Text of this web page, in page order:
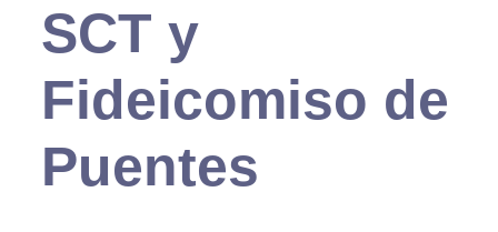
SCT y
Fideicomiso de
Puentes